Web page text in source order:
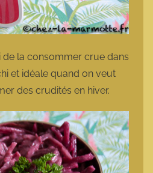
de la consommer crue dans
et idéale quand on veut
des crudités en hiver.